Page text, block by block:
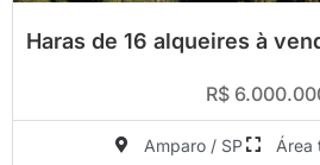
Haras de 16 alqueires à
R$
Amparo / SP
Área